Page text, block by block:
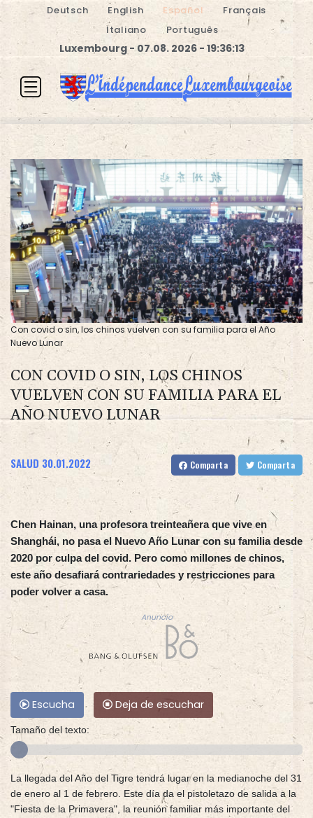
Deutsch English Español
Français
Italiano
Português
Luxembourg - 07.08. 2026 - 19:36:14
Con covid o sin, los chinos vuelven con su familia para el Año
Nuevo Lunar
CON COVID O SIN, LOS CHINOS
VUELVEN CON SU FAMILIA PARA EL
AÑO NUEVO LUNAR
SALUD 30.01.2022 Comparta Comparta
Chen Hainan, una profesora treinteañera que vive en
Shanghái, no pasa el Nuevo Año Lunar con su familia desde
2020 por culpa del covid. Pero como millones de chinos,
este año desafiará contrariedades y restricciones para
poder volver a casa.
Anuncio
Escucha Deja de escuchar
Tamaño del texto:
La llegada del Año del Tigre tendrá lugar en la medianoche del 31
de enero al 1 de febrero. Este día da el pistoletazo de salida a la
"Fiesta de la Primavera", la reunión familiar más importante del